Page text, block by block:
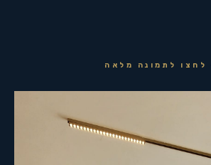
לחצו לתמונה מלאה